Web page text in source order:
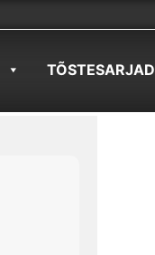
TÕSTESARJAD